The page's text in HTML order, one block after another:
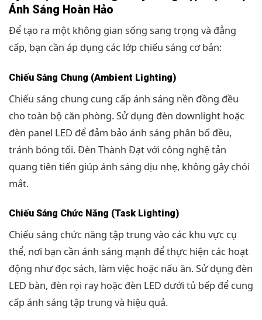
Ánh Sáng Hoàn Hảo
Để tạo ra một không gian sống sang trọng và đẳng
cấp, bạn cần áp dụng các lớp chiếu sáng cơ bản:
Chiếu Sáng Chung (Ambient Lighting)
Chiếu sáng chung cung cấp ánh sáng nền đồng đều
cho toàn bộ căn phòng. Sử dụng đèn downlight hoặc
đèn panel LED để đảm bảo ánh sáng phân bố đều,
tránh bóng tối. Đèn Thành Đạt với công nghệ tản
quang tiên tiến giúp ánh sáng dịu nhẹ, không gây chói
mắt.
Chiếu Sáng Chức Năng (Task Lighting)
Chiếu sáng chức năng tập trung vào các khu vực cụ
thể, nơi bạn cần ánh sáng mạnh để thực hiện các hoạt
động như đọc sách, làm việc hoặc nấu ăn. Sử dụng đèn
LED bàn, đèn rọi ray hoặc đèn LED dưới tủ bếp để cung
cấp ánh sáng tập trung và hiệu quả.